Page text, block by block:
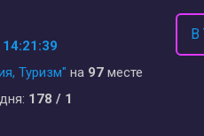
Туризм" на 97месте
178 / 1
В